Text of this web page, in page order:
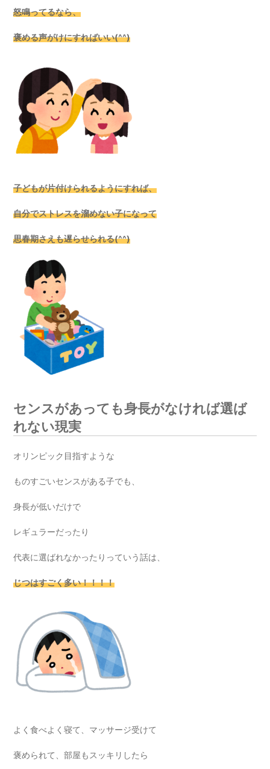
怒鳴ってるなら、
褒める声がけにすればいい(^^)
子どもが片付けられるようにすれば、
自分でストレスを溜めない子になって
思春期さえも遅らせられる(^^)
センスがあっても身長がなければ選ば
れない現実
オリンピック目指すような
ものすごいセンスがある子でも、
身長が低いだけで
レギュラーだったり
代表に選ばれなかったりっていう話は、
じつはすごく多い！！！！
よく食べよく寝て、マッサージ受けて
褒められて、部屋もスッキリしたら